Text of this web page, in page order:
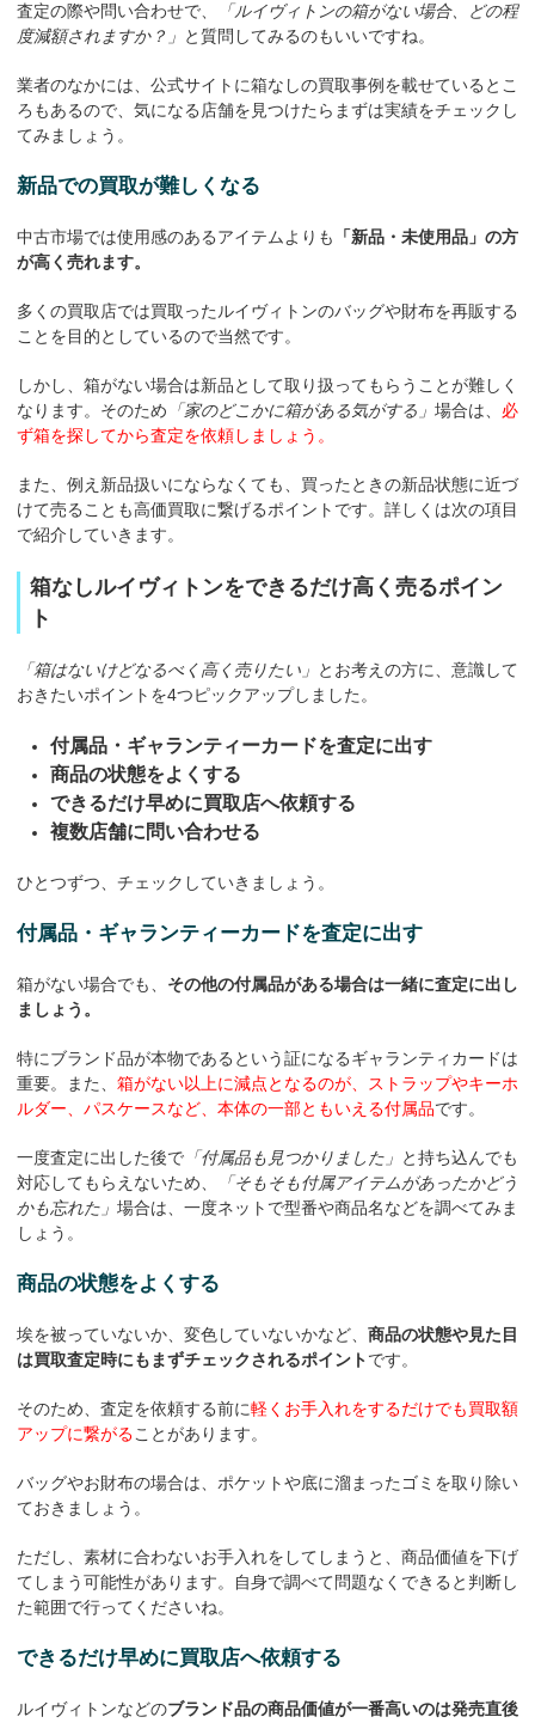
査定の際や問い合わせで、
「ルイヴィトンの箱がない場合、どの程
度減額されますか？」 と質問してみるのもいいですね。
業者のなかには、公式サイトに箱なしの買取事例を載せているとこ
ろもあるので、気になる店舗を見つけたらまずは実績をチェックし
てみましょう。
新品での買取が難しくなる
中古市場では使用感のあるアイテムよりも
「新品・未使用品」の方
が高く売れます。
多くの買取店では買取ったルイヴィトンのバッグや財布を再販する
ことを目的としているので当然です。
しかし、箱がない場合は新品として取り扱ってもらうことが難しく
なります。そのため 「家のどこかに箱がある気がする」 場合は、 必
ず箱を探してから査定を依頼しましょう。
また、例え新品扱いにならなくても、買ったときの新品状態に近づ
けて売ることも高価買取に繋げるポイントです。詳しくは次の項目
で紹介していきます。
箱なしルイヴィトンをできるだけ高く売るポイン
ト
「箱はないけどなるべく高く売りたい」 とお考えの方に、意識して
おきたいポイントを4つピックアップしました。
付属品・ギャランティーカードを査定に出す
商品の状態をよくする
できるだけ早めに買取店へ依頼する
複数店舗に問い合わせる
ひとつずつ、チェックしていきましょう。
付属品・ギャランティーカードを査定に出す
箱がない場合でも、 その他の付属品がある場合は一緒に査定に出し
ましょう。
特にブランド品が本物であるという証になるギャランティカードは
重要。また、 箱がない以上に減点となるのが、ストラップやキーホ
ルダー、パスケースなど、本体の一部ともいえる付属品です。
一度査定に出した後で 「付属品も見つかりました」 と持ち込んでも
対応してもらえないため、
「そもそも付属アイテムがあったかどう
かも忘れた」 場合は、一度ネットで型番や商品名などを調べてみま
しょう。
商品の状態をよくする
埃を被っていないか、変色していないかなど、 商品の状態や見た目
は買取査定時にもまずチェックされるポイントです。
そのため、査定を依頼する前に軽くお手入れをするだけでも買取額
アップに繋がることがあります。
バッグやお財布の場合は、ポケットや底に溜まったゴミを取り除い
ておきましょう。
ただし、素材に合わないお手入れをしてしまうと、商品価値を下げ
てしまう可能性があります。自身で調べて問題なくできると判断し
た範囲で行ってくださいね。
できるだけ早めに買取店へ依頼する
ルイヴィトンなどのブランド品の商品価値が一番高いのは発売直後